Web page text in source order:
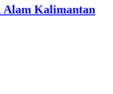
Alam Kalimantan